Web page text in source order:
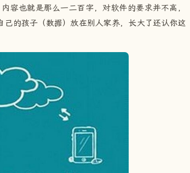
容也就是那么一二百字，对软件的要求并不高，
的孩子（数据）放在别人家养，长大了还认你这